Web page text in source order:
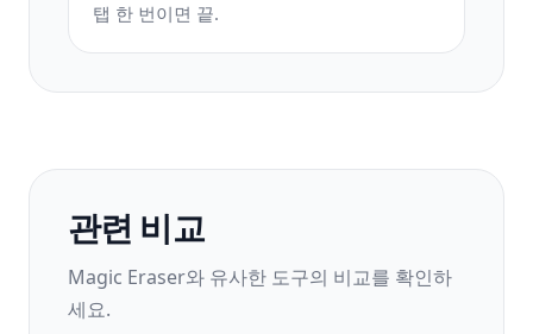
탭 한 번이면 끝.
관련 비교
Magic Eraser와 유사한 도구의 비교를 확인하
세요.